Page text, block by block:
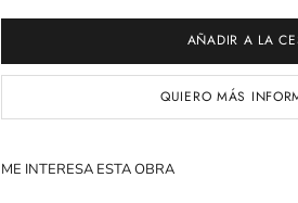
AÑADIR A LA
QUIERO MÁS
ME INTERESA ESTA OBRA